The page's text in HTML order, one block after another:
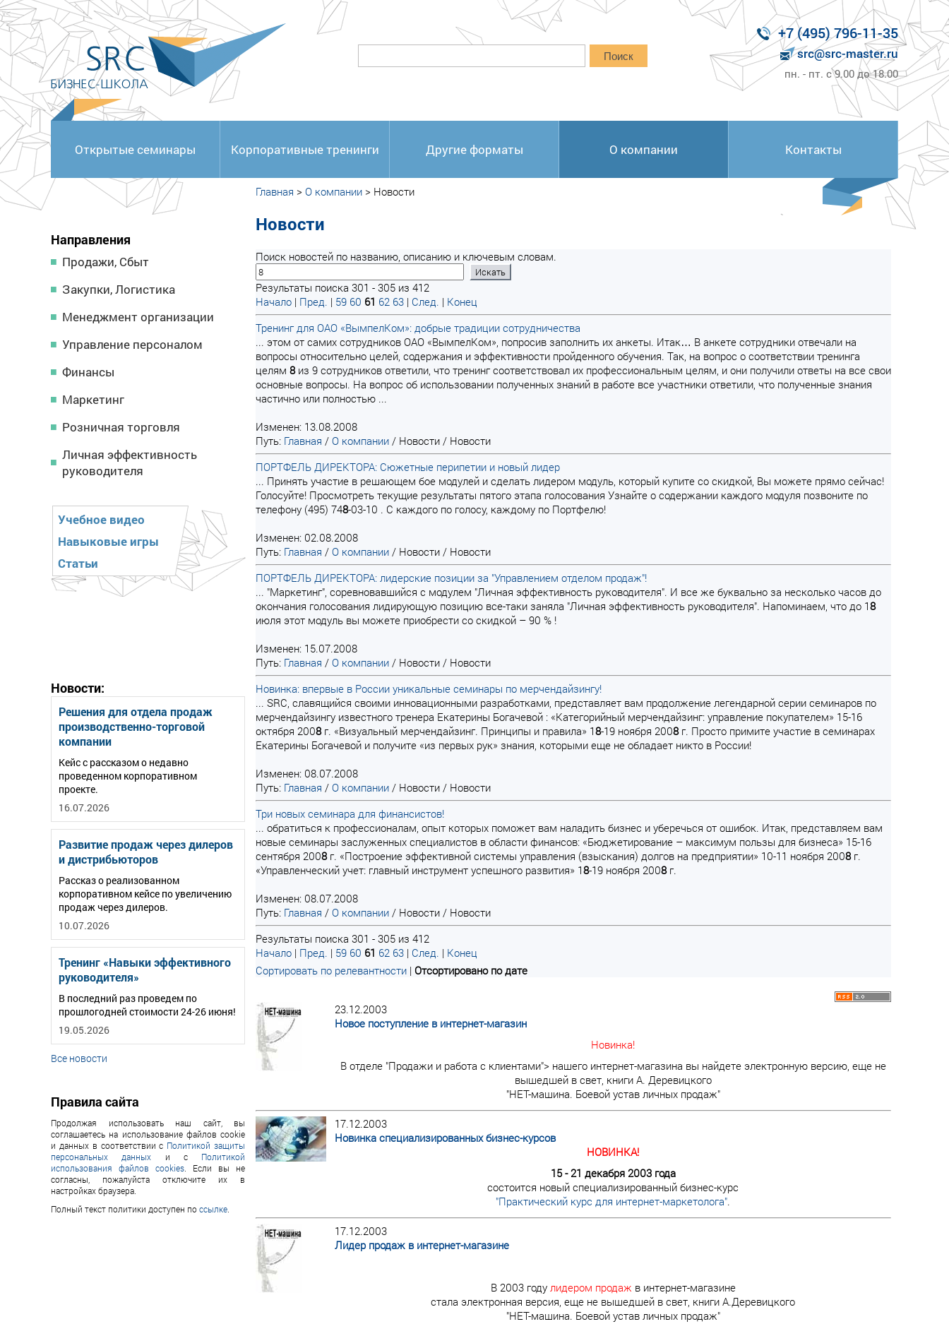
<
Поиск
+7 (495) 796-11-35
src@src-master.ru
пн. - пт. с 9.00 до 18.00
Открытые семинары Корпоративные тренинги Другие форматы О компании Контакты
Направления
Продажи, Сбыт
Закупки, Логистика
Менеджмент организации
Управление персоналом
Финансы
Маркетинг
Розничная торговля
Личная эффективность
руководителя
Учебное видео
Навыковые игры
Статьи
Новости:
Решения для отдела продаж
производственно-торговой
компании
Кейс с рассказом о недавно
проведенном корпоративном
проекте.
16.07.2026
Развитие продаж через дилеров
и дистрибьюторов
Рассказ о реализованном
корпоративном кейсе по увеличению
продаж через дилеров.
10.07.2026
Тренинг «Навыки эффективного
руководителя»
В последний раз проведем по
прошлогодней стоимости 24-26 июня!
19.05.2026
Все новости
Правила сайта
Продолжая использовать наш сайт, вы
соглашаетесь на использование файлов cookie
и данных в соответствии с Политикой защиты
персональных данных и с Политикой
использования файлов cookies . Если вы не
согласны, пожалуйста отключите их в
настройках браузера.
Полный текст политики доступен поссылке
Главная > О компании > Новости
Новости
Поиск новостей по названию, описанию и ключевым словам.
Результаты поиска 301 - 305 из 412
Начало | Пред. | 59 60 61 62 63 | След. | Конец
Тренинг для ОАО «ВымпелКом»: добрые традиции сотрудничества
... этом от самих сотрудников ОАО «ВымпелКом», попросив заполнить их анкеты. Итак… В анкете сотрудники отвечали на
вопросы относительно целей, содержания и эффективности пройденного обучения. Так, на вопрос о соответствии тренинга
целям 8из 9 сотрудников ответили, что тренинг соответствовал их профессиональным целям, и они получили ответы на все свои
основные вопросы. На вопрос об использовании полученных знаний в работе все участники ответили, что полученные знания
частично или полностью ...
Изменен: 13.08.2008
Путь: Главная / О компании / Новости / Новости
ПОРТФЕЛЬ ДИРЕКТОРА: Сюжетные перипетии и новый лидер
... Принять участие в решающем бое модулей и сделать лидером модуль, который купите со скидкой, Вы можете прямо сейчас!
Голосуйте! Просмотреть текущие результаты пятого этапа голосования Узнайте о содержании каждого модуля позвоните по
телефону (495) 748-03-10 . С каждого по голосу, каждому по Портфелю!
Изменен: 02.08.2008
Путь: Главная / О компании / Новости / Новости
ПОРТФЕЛЬ ДИРЕКТОРА: лидерские позиции за "Управлением отделом продаж"!
... "Маркетинг", соревновавшийся с модулем "Личная эффективность руководителя". И все же буквально за несколько часов до
окончания голосования лидирующую позицию все-таки заняла "Личная эффективность руководителя". Напоминаем, что до 18
июля этот модуль вы можете приобрести со скидкой – 90 % !
Изменен: 15.07.2008
Путь: Главная / О компании / Новости / Новости
Новинка: впервые в России уникальные семинары по мерчендайзингу!
... SRC, славящийся своими инновационными разработками, представляет вам продолжение легендарной серии семинаров по
мерчендайзингу известного тренера Екатерины Богачевой : «Категорийный мерчендайзинг: управление покупателем» 15-16
октября 2008г. «Визуальный мерчендайзинг. Принципы и правила» 18-19 ноября 2008г. Просто примите участие в семинарах
Екатерины Богачевой и получите «из первых рук» знания, которыми еще не обладает никто в России!
Изменен: 08.07.2008
Путь: Главная / О компании / Новости / Новости
Три новых семинара для финансистов!
... обратиться к профессионалам, опыт которых поможет вам наладить бизнес и уберечься от ошибок. Итак, представляем вам
новые семинары заслуженных специалистов в области финансов: «Бюджетирование – максимум пользы для бизнеса» 15-16
сентября 2008г. «Построение эффективной системы управления (взыскания) долгов на предприятии» 10-11 ноября 2008г.
«Управленческий учет: главный инструмент успешного развития» 18-19 ноября 2008г.
Изменен: 08.07.2008
Путь: Главная / О компании / Новости / Новости
Результаты поиска 301 - 305 из 412
Начало | Пред. | 59 60 61 62 63 | След. | Конец
Сортировать по релевантности | Отсортировано по дате
23.12.2003
Новое поступление в интернет-магазин
Новинка!
В отделе "Продажи и работа с клиентами"> нашего интернет-магазина вы найдете электронную версию, еще не
вышедшей в свет, книги А. Деревицкого
"НЕТ-машина. Боевой устав личных продаж"
17.12.2003
Новинка специализированных бизнес-курсов
НОВИНКА!
15 - 21 декабря 2003 года
состоится новый специализированный бизнес-курс
"Практический курс для интернет-маркетолога".
17.12.2003
Лидер продаж в интернет-магазине
В 2003 году лидером продаж в интернет-магазине
стала электронная версия, еще не вышедшей в свет, книги А.Деревицкого
"НЕТ-машина. Боевой устав личных продаж"